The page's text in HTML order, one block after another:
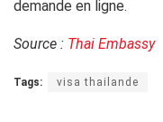
demande en ligne.
Source : Thai Embassy
Tags: visa thailande